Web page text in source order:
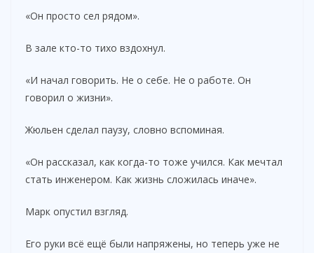
«Он просто сел рядом».
В зале кто-то тихо вздохнул.
«И начал говорить. Не о себе. Не о работе. Он
говорил о жизни».
Жюльен сделал паузу, словно вспоминая.
«Он рассказал, как когда-то тоже учился. Как мечтал
стать инженером. Как жизнь сложилась иначе».
Марк опустил взгляд.
Его руки всё ещё были напряжены, но теперь уже не